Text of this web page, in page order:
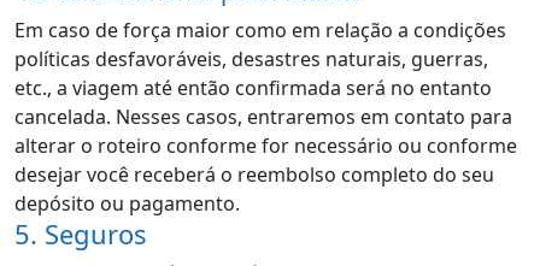
Em caso de força maior como em relação a condições
políticas desfavoráveis, desastres naturais, guerras,
etc., a viagem até então confirmada será no entanto
cancelada. Nesses casos, entraremos em contato para
alterar o roteiro conforme for necessário ou conforme
desejar você receberá o reembolso completo do seu
depósito ou pagamento.
5. Seguros